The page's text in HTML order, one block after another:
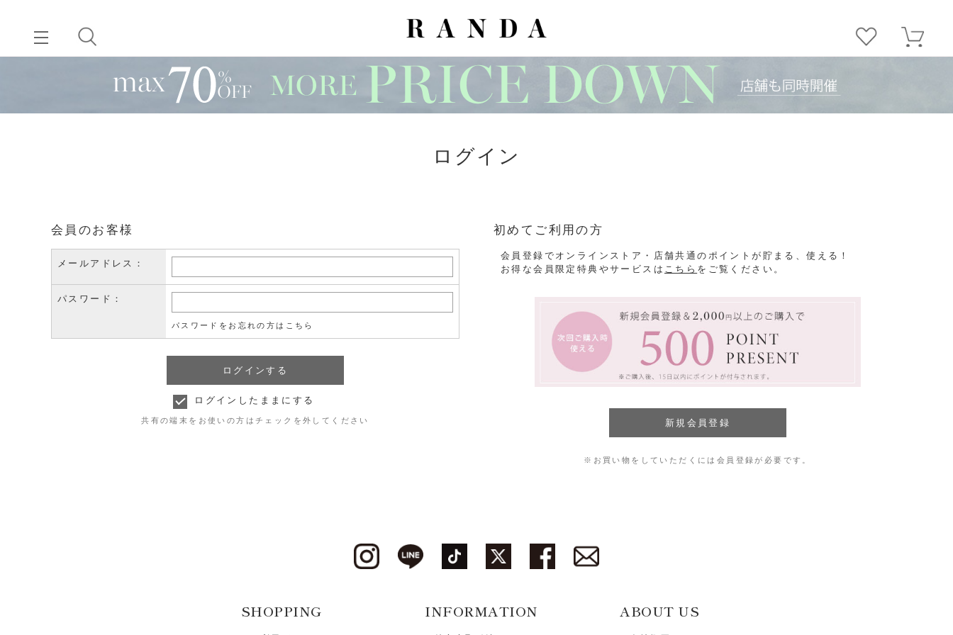
ログイン
会員のお客様
メールアドレス：
パスワード：
パスワードをお忘れの方はこちら
ログインしたままにする
共有の端末をお使いの方はチェックを外してください
初めてご利用の方
会員登録でオンラインストア・店舗共通のポイントが貯まる、使える！
お得な会員限定特典やサービスは こちら をご覧ください。
※お買い物をしていただくには会員登録が必要です。
SHOPPING INFORMATION ABOUT US